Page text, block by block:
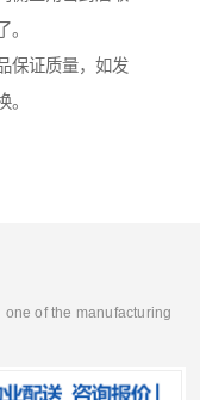
保证质量，如发
of the manufacturing